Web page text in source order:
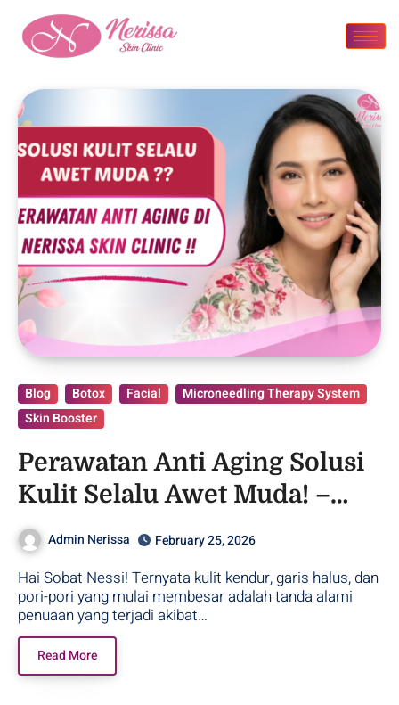
Blog Botox Facial
Microneedling Therapy System
Skin Booster
Perawatan Anti Aging Solusi
Kulit Selalu Awet Muda! –
Purwodadi
Admin Nerissa February 25, 2026
Hai Sobat Nessi! Ternyata kulit kendur, garis halus, dan
pori-pori yang mulai membesar adalah tanda alami
penuaan yang terjadi akibat…
Read More